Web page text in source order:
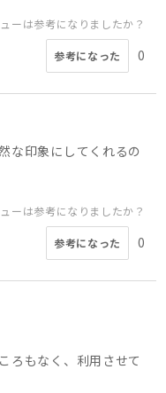
ーは参考になりましたか？
参考になった 0
な印象にしてくれるの
ーは参考になりましたか？
参考になった 0
ろもなく、利用させて